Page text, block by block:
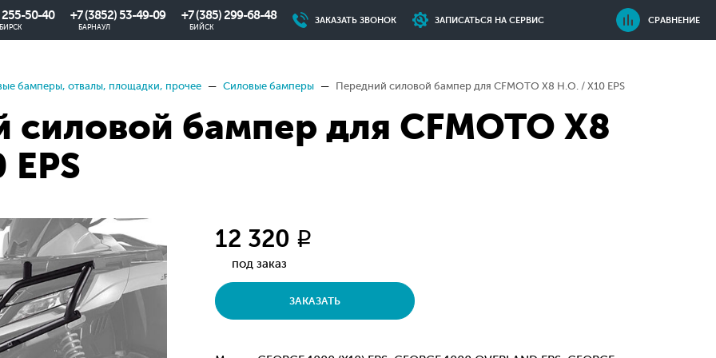
255-50-40 +7 (3852) 53-49-09
БАРНАУЛ
+7 (385) 299-68-48
БИЙСК
ЗАКАЗАТЬ ЗВОНОК ЗАПИСАТЬСЯ НА СЕРВИС СРАВНЕНИЕ
бамперы, отвалы, площадки, прочее Силовые бамперы Передний силовой бампер для CFMOTO X8 H.O. / X10 EPS
силовой бампер для CFMOTO X8
12 320 q
под заказ
ЗАКАЗАТЬ